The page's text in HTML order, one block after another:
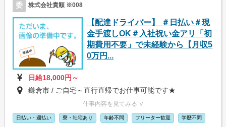
委 株式会社貴順 ※008
【配達ドライバー】 ＃日払い＃現
金手渡しOK＃入社祝い金アリ「初
期費用不要」で未経験から【月収5
0万円...
日給18,000円～
鎌倉市 / ご自宅～直行直帰でお仕事可能です★
仕事内容を見てみる ∨
日払い・週払い 寮・社宅あり 年齢不問 フリーター歓迎 学歴不問